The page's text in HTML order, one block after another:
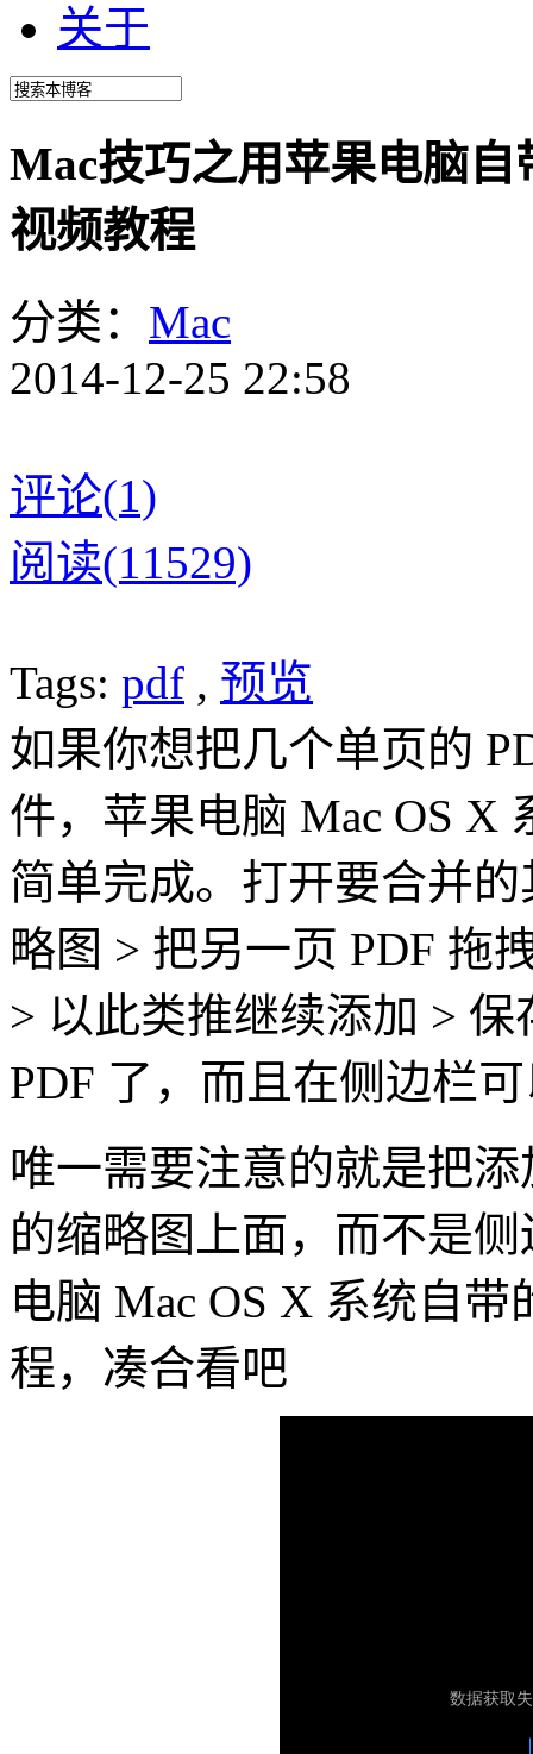
关于
Mac技巧之用苹果电脑
视频教程
分类： Mac
2014-12-25 22:58
评论(1)
阅读(11529)
Tags: pdf , 预览
如果你想把几个单页的
件，苹果电脑 Mac OS X
简单完成。打开要合并
略图 > 把另一页 PDF 拖
> 以此类推继续添加 >
PDF 了，而且在侧边栏
唯一需要注意的就是把
的缩略图上面，而不是
电脑 Mac OS X 系统自
程，凑合看吧